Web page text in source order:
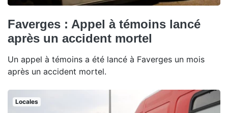
Faverges : Appel à témoins lancé
après un accident mortel
Un appel à témoins a été lancé à Faverges un mois
après un accident mortel.
Locales